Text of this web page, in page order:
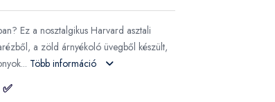
Ez a nosztalgikus Harvard asztali
a zöld árnyékoló üvegből készült,
Több információ